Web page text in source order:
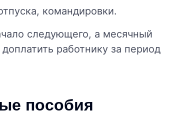
командировки.
следующего, а месячный
работнику за период
пособия